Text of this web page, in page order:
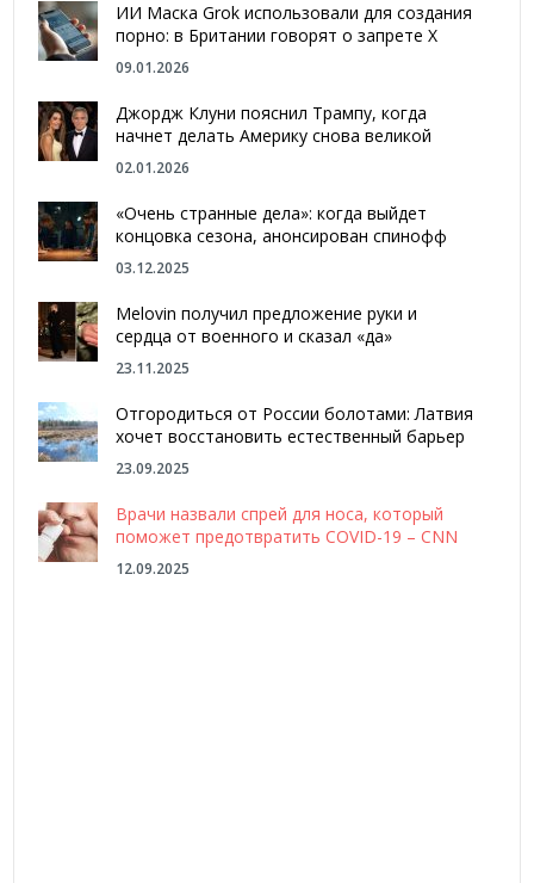
ИИ Маска Grok использовали для создания
порно: в Британии говорят о запрете Х
09.01.2026
Джордж Клуни пояснил Трампу, когда
начнет делать Америку снова великой
02.01.2026
«Очень странные дела»: когда выйдет
концовка сезона, анонсирован спинофф
03.12.2025
Melovin получил предложение руки и
сердца от военного и сказал «да»
23.11.2025
Отгородиться от России болотами: Латвия
хочет восстановить естественный барьер
23.09.2025
Врачи назвали спрей для носа, который
поможет предотвратить COVID-19 – CNN
12.09.2025